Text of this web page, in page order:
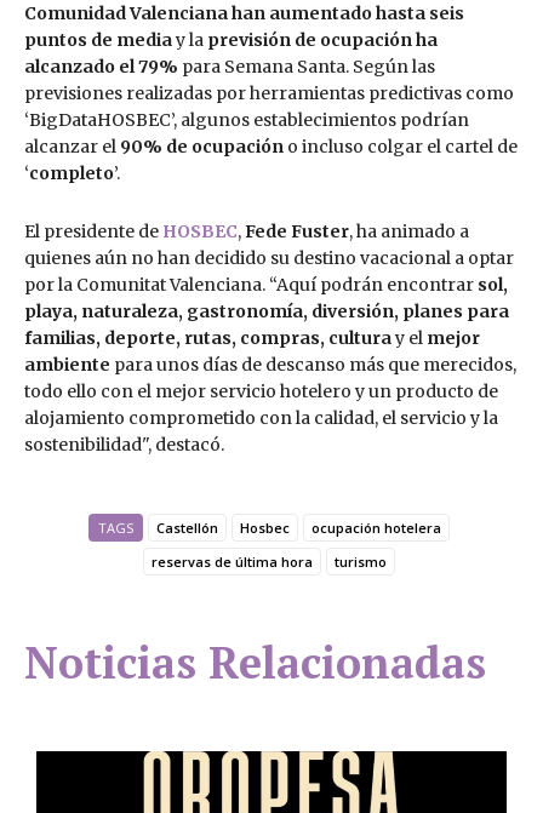
Comunidad Valenciana han aumentado hasta seis
puntos de mediay la previsión de ocupación ha
alcanzado el 79% para Semana Santa. Según las
previsiones realizadas por herramientas predictivas como
‘BigDataHOSBEC’, algunos establecimientos podrían
alcanzar el 90% de ocupación o incluso colgar el cartel de
‘completo’.
El presidente de HOSBEC,Fede Fuster, ha animado a
quienes aún no han decidido su destino vacacional a optar
por la Comunitat Valenciana. “Aquí podrán encontrar sol,
playa, naturaleza, gastronomía, diversión, planes para
familias, deporte, rutas, compras, culturay el mejor
ambiente para unos días de descanso más que merecidos,
todo ello con el mejor servicio hotelero y un producto de
alojamiento comprometido con la calidad, el servicio y la
sostenibilidad", destacó.
TAGS Castellón Hosbec
ocupación hotelera
reservas de última hora
turismo
Noticias Relacionadas